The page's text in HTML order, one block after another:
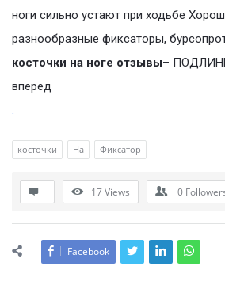
ноги сильно устают при ходьбе
разнообразные фиксаторы,
косточки на ноге отзывы–
вперед
.
косточки На Фиксатор
17Views 0
Facebook